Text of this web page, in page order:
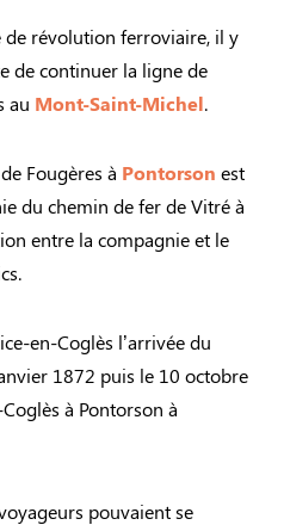
de révolution ferroviaire, il y
de continuer la ligne de
au Mont-Saint-Michel.
Fougères à Pontorson est
du chemin de fer de Vitré à
entre la compagnie et le
en-Coglès l’arrivée du
1872 puis le 10 octobre
à Pontorson à
pouvaient se